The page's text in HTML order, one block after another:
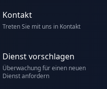
Kontakt
Treten Sie mit uns in Kontakt
Dienst vorschlagen
Überwachung für einen neuen
Dienst anfordern